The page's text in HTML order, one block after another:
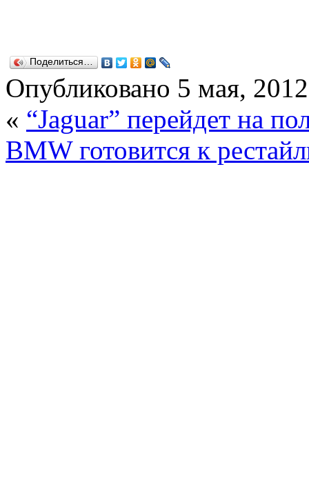
Поделиться…
Опубликовано 5 мая,
« “Jaguar” перейдет на
BMW готовится к